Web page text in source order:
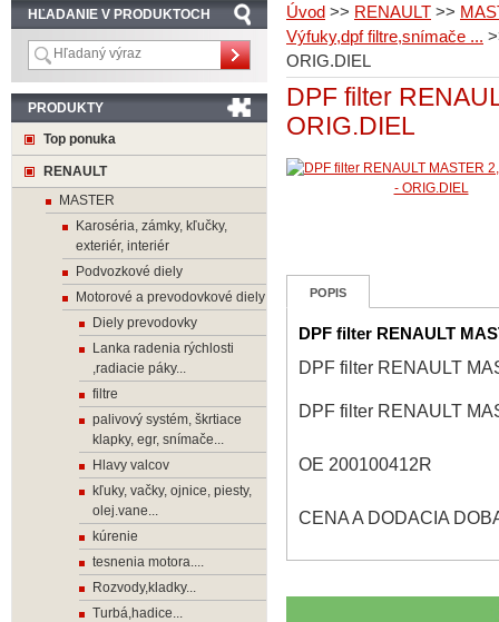
Úvod >> RENAULT >>
Výfuky,dpf filtre,snímače ...
ORIG.DIEL
DPF filter
ORIG.DIEL
POPIS
DPF filter RENAULT
DPF filter RENAULT
DPF filter RENAULT
OE 200100412R
CENA A DODACIA
HĽADANIE V PRODUKTOCH
PRODUKTY
Top ponuka
RENAULT
MASTER
Karoséria, zámky, kľučky,
exteriér, interiér
Podvozkové diely
Motorové a prevodovkové diely
Diely prevodovky
Lanka radenia rýchlosti
,radiacie páky...
filtre
palivový systém, škrtiace
klapky, egr, snímače...
Hlavy valcov
kľuky, vačky, ojnice, piesty,
olej.vane...
kúrenie
tesnenia motora....
Rozvody,kladky...
Turbá,hadice...